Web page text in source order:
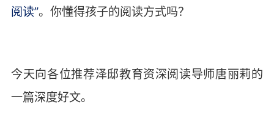
阅读”。你懂得孩子的阅读方式吗？
今天向各位推荐泽邸教育资深阅读导师唐丽莉的
一篇深度好文。